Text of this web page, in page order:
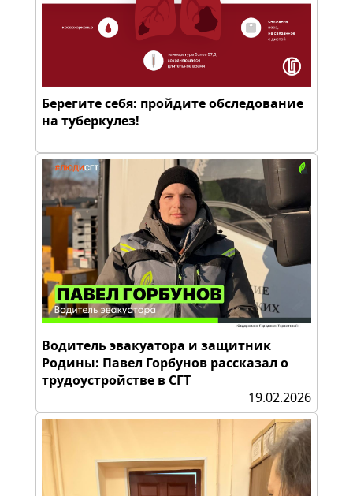
Берегите себя: пройдите обследование
на туберкулез!
Водитель эвакуатора и защитник
Родины: Павел Горбунов рассказал о
трудоустройстве в СГТ
19.02.2026